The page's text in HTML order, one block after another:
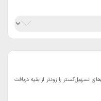
تسهیل‌گستر را زودتر از بقیه دریافت